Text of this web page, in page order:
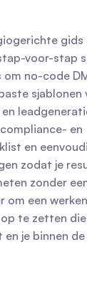
gids
voor-stap
om no-code
sjablonen
en
en
zodat je
zonder
om een
te zetten
en je binnen